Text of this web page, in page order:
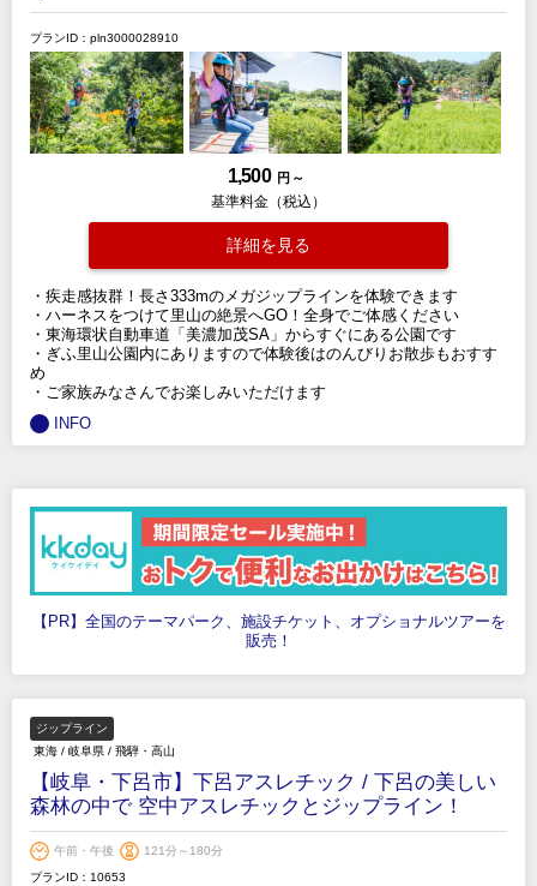
プランID：pln3000028910
1,500 円 ～
基準料金（税込）
詳細を見る
・疾走感抜群！長さ333mのメガジップラインを体験できます
・ハーネスをつけて里山の絶景へGO！全身でご体感ください
・東海環状自動車道「美濃加茂SA」からすぐにある公園です
・ぎふ里山公園内にありますので体験後はのんびりお散歩もおすす
め
・ご家族みなさんでお楽しみいただけます
INFO
【PR】全国のテーマパーク、施設チケット、オプショナルツアーを
販売！
ジップライン
東海 / 岐阜県 / 飛騨・高山
【岐阜・下呂市】下呂アスレチック / 下呂の美しい
森林の中で 空中アスレチックとジップライン！
午前・午後
121分～180分
プランID：10653